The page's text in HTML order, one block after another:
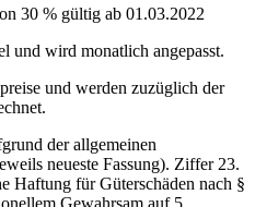
30 % gültig ab 01.03.2022
und wird monatlich angepasst.
und werden zuzüglich der
der allgemeinen
neueste Fassung). Ziffer 23.
Haftung für Güterschäden nach §
Gewahrsam auf 5